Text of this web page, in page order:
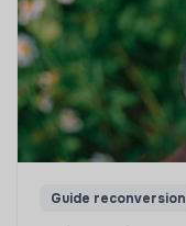
Guide reconversion